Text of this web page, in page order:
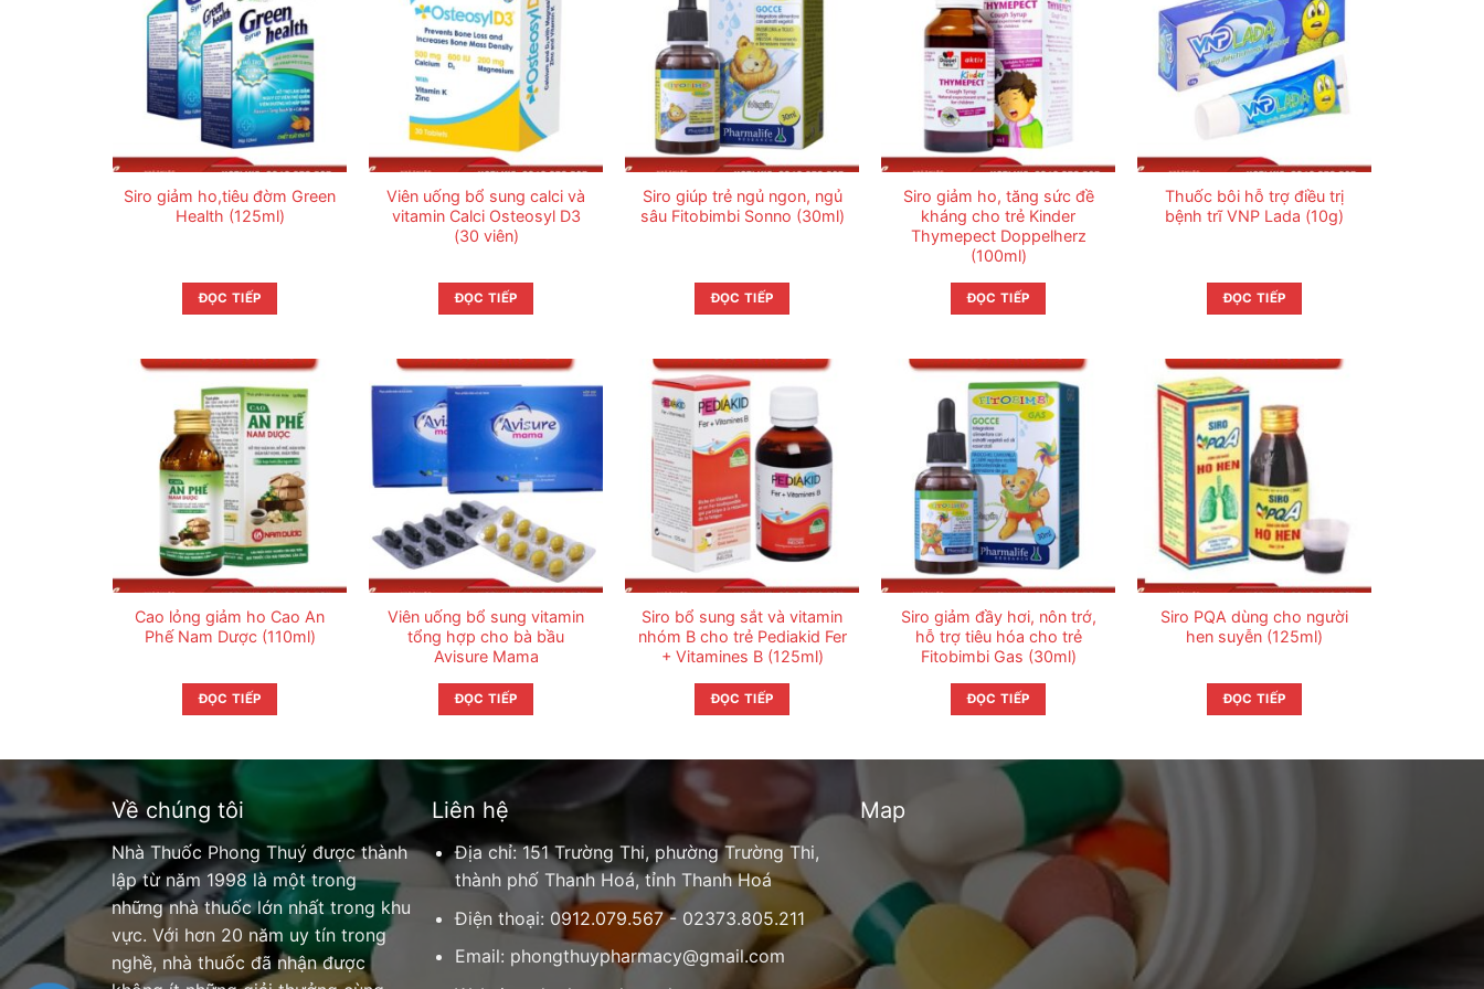
Siro giảm ho,tiêu đờm Green
Health (125ml)
ĐỌC TIẾP
Viên uống bổ sung calci và
vitamin Calci Osteosyl D3
(30 viên)
ĐỌC TIẾP
Siro giúp trẻ ngủ ngon, ngủ
sâu Fitobimbi Sonno (30ml)
ĐỌC TIẾP
Siro giảm ho, tăng sức đề
kháng cho trẻ Kinder
Thymepect Doppelherz
(100ml)
ĐỌC TIẾP
Thuốc bôi hỗ trợ điều trị
bệnh trĩ VNP Lada (10g)
ĐỌC TIẾP
Cao lỏng giảm ho Cao An
Phế Nam Dược (110ml)
ĐỌC TIẾP
Viên uống bổ sung vitamin
tổng hợp cho bà bầu
Avisure Mama
ĐỌC TIẾP
Siro bổ sung sắt và vitamin
nhóm B cho trẻ Pediakid Fer
+ Vitamines B (125ml)
ĐỌC TIẾP
Siro giảm đầy hơi, nôn trớ,
hỗ trợ tiêu hóa cho trẻ
Fitobimbi Gas (30ml)
ĐỌC TIẾP
Siro PQA dùng cho người
hen suyễn (125ml)
ĐỌC TIẾP
Về chúng tôi
Nhà Thuốc Phong Thuý được thành
lập từ năm 1998 là một trong
những nhà thuốc lớn nhất trong khu
vực. Với hơn 20 năm uy tín trong
nghề, nhà thuốc đã nhận được
Liên hệ
Địa chỉ: 151 Trường Thi, phường Trường Thi,
thành phố Thanh Hoá, tỉnh Thanh Hoá
Điện thoại: 0912.079.567 - 02373.805.211
Email: phongthuypharmacy@gmail.com
Map